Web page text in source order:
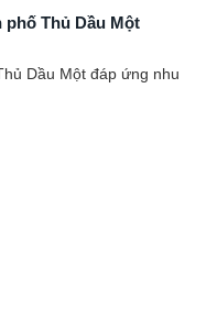
phố Thủ Dầu Một
Dầu Một đáp ứng nhu